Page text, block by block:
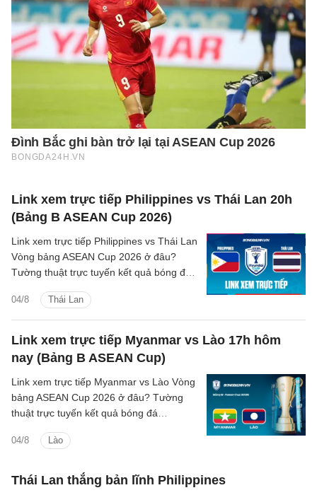
Link xem trực tiếp Philippines vs Thái Lan 20h
(Bảng B ASEAN Cup 2026)
04/8 Thái Lan
Link xem trực tiếp Philippines vs Thái Lan
Vòng bảng ASEAN Cup 2026 ở đâu?
Tường thuật trực tuyến kết quả bóng đá
sóng nào?
Link xem trực tiếp Myanmar vs Lào 17h hôm
nay (Bảng B ASEAN Cup)
04/8 Lào
Link xem trực tiếp Myanmar vs Lào Vòng
bảng ASEAN Cup 2026 ở đâu? Tường
thuật trực tuyến kết quả bóng đá
nào?
Thái Lan thắng bản lĩnh Philippines